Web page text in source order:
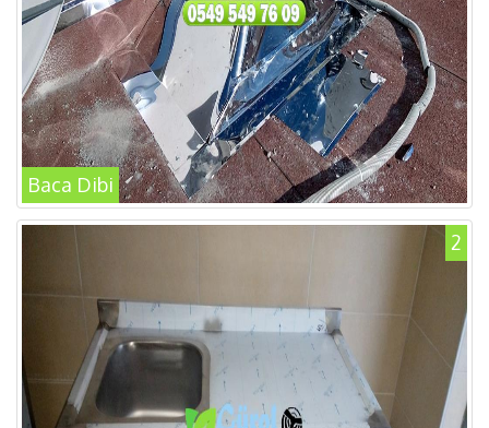
Baca Dibi
2